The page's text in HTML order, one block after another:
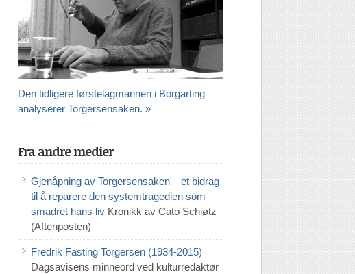
Den tidligere førstelagmannen i Borgarting
analyserer Torgersensaken. »
Fra andre medier
Gjenåpning av Torgersensaken – et bidrag
til å reparere den systemtragedien som
smadret hans liv Kronikk av Cato Schiøtz
(Aftenposten)
Fredrik Fasting Torgersen (1934-2015)
Dagsavisens minneord ved kulturredaktør